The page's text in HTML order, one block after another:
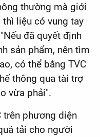
thường mà giới
liệu có vung tay
đã quyết định
sản phẩm, nên tìm
có thể bằng TVC
thông qua tài trợ
vừa phải".
trên phương diện
tải cho người